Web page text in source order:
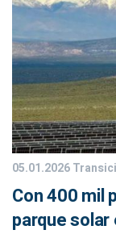
05.01.2026
Con 400 mil
parque